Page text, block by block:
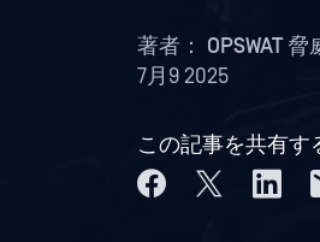
著者： OPSWAT
7月9 2025
この記事を共有す